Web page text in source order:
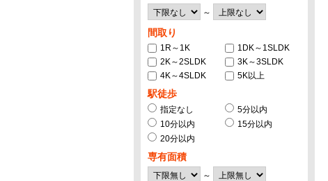
～
間取り
1R～1K
1DK～1SLDK
2K～2SLDK
3K～3SLDK
4K～4SLDK
5K以上
駅徒歩
指定なし
5分以内
10分以内
15分以内
20分以内
専有面積
～